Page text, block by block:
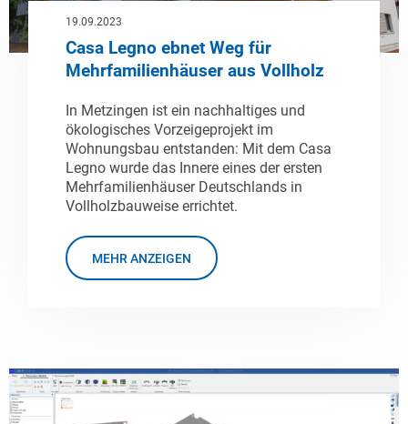
19.09.2023
Casa Legno ebnet Weg für
Mehrfamilienhäuser aus Vollholz
In Metzingen ist ein nachhaltiges und
ökologisches Vorzeigeprojekt im
Wohnungsbau entstanden: Mit dem Casa
Legno wurde das Innere eines der ersten
Mehrfamilienhäuser Deutschlands in
Vollholzbauweise errichtet.
MEHR ANZEIGEN